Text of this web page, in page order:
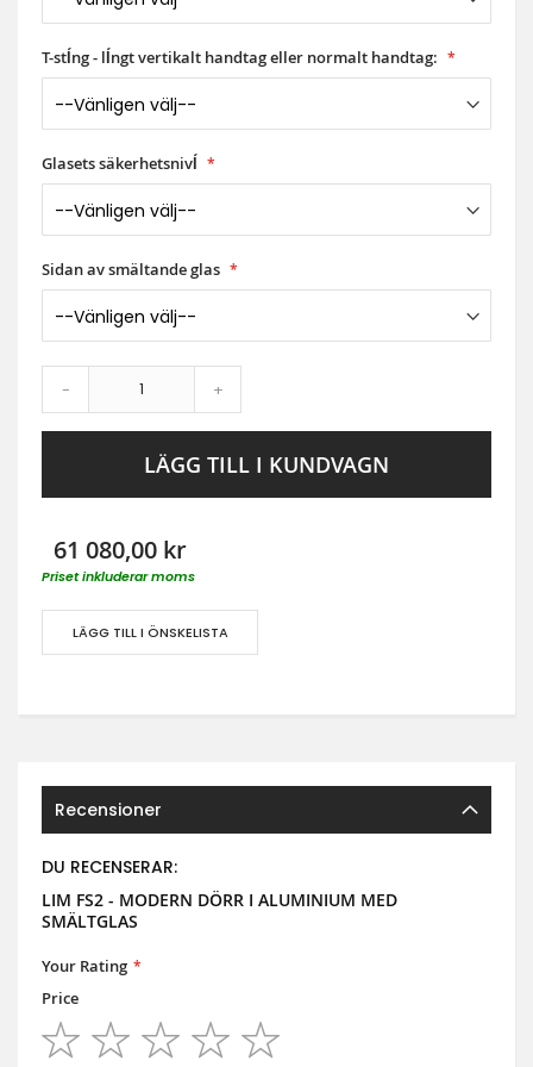
T-stĺng - lĺngt vertikalt handtag eller normalt handtag:
Glasets säkerhetsnivĺ
Sidan av smältande glas
- +
LÄGG TILL I KUNDVAGN
61 080,00 kr
Priset inkluderar moms
LÄGG TILL I ÖNSKELISTA
Recensioner
DU RECENSERAR:
LIM FS2 - MODERN DÖRR I ALUMINIUM MED
SMÄLTGLAS
Your Rating
Price